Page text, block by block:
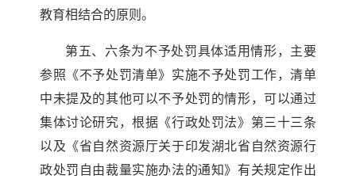
教育相结合的原则。
第五、六条为不予处罚具体适用情形，主要
参照《不予处罚清单》实施不予处罚工作，清单
中未提及的其他可以不予处罚的情形，可以通过
集体讨论研究，根据《行政处罚法》第三十三条
以及《省自然资源厅关于印发湖北省自然资源行
政处罚自由裁量实施办法的通知》有关规定作出